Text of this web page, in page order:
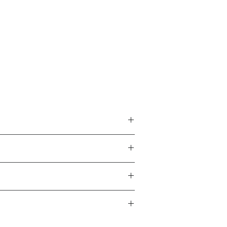
%50'lik kısımıda ürünler size
ediyorsunuz, her zaman kendi
yapıyorsunuz.